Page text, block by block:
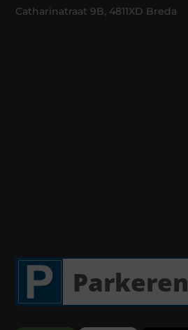
Catharinatraat 9B, 4811XD Breda
Parkeren